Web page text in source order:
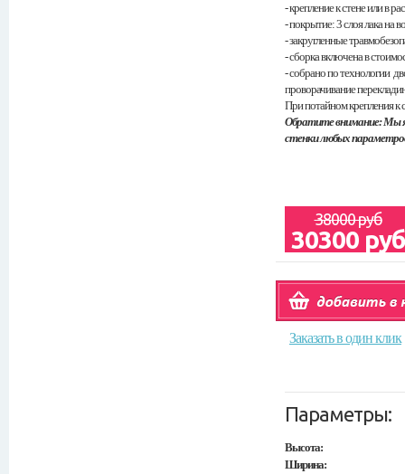
- крепление к стене или в
- покрытие: 3 слоя лака на
- закругленные
- сборка включена в
- собрано по технологии
проворачивание
При потайном крепления к
Обратите внимание: Мы
стенки любых
38000 руб
30300 руб
Заказать в один клик
Параметры:
Высота:
Ширина: